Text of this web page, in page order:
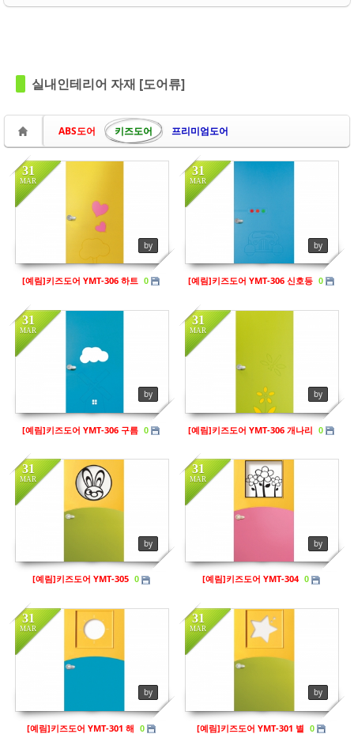
실내인테리어 자재 [도어류]
ABS도어 키즈도어 프리미엄도어
31
MAR
by
in
Views347
[예림]키즈도어 YMT-306 하트 0
31
MAR
by
[예림]키즈도어 YMT-306 신호등 0
31
MAR
by
키즈도어
[예림]키즈도어 YMT-306 구름 0
31
MAR
by
키즈도어
[예림]키즈도어 YMT-306 개나리 0
31
MAR
by
키즈도어
[예림]키즈도어 YMT-305 0
31
MAR
by
키즈도어
[예림]키즈도어 YMT-304 0
31
MAR
by
키즈도어
[예림]키즈도어 YMT-301 해 0
31
MAR
by
키즈도어
[예림]키즈도어 YMT-301 별 0
키즈도어